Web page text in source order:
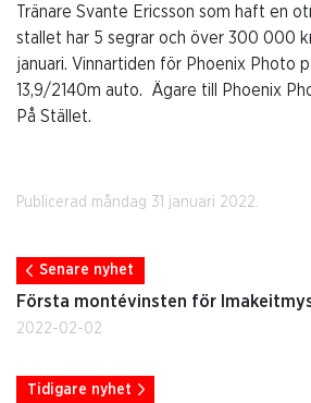
Tränare Svante Ericsson som haft en
stallet har 5 segrar och över 300 000
januari. Vinnartiden för Phoenix Photo
13,9/2140m auto. Ägare till Phoenix
På Stället.
Publicerad måndag 31 januari 2022.
Senare nyhet
Första montévinsten för
2022-02-02
Tidigare nyhet